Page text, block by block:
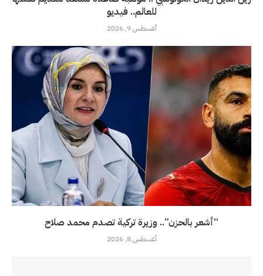
للعالم.. فيديو
أغسطس 9, 2026
“أشعر بالحزن”.. وزيرة تركية تصدم محمد صلاح
أغسطس 8, 2026